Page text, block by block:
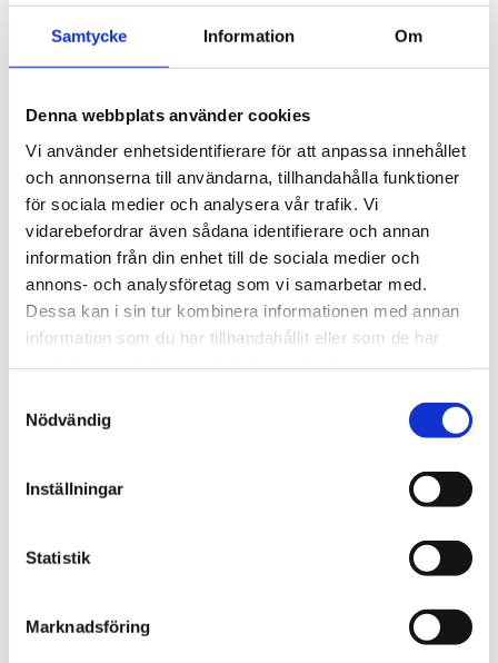
Samtycke Information Om
Denna webbplats använder cookies
Vi använder enhetsidentifierare för att anpassa innehållet
och annonserna till användarna, tillhandahålla funktioner
för sociala medier och analysera vår trafik. Vi
vidarebefordrar även sådana identifierare och annan
information från din enhet till de sociala medier och
annons- och analysföretag som vi samarbetar med.
Dessa kan i sin tur kombinera informationen med annan
information som du har tillhandahållit eller som de har
Nödvändig
Inställningar
Statistik
Marknadsföring
Rullningslager
Sortera på
Sätt fallande sortering
SF.RULLAGER 22209 K.CA
(45X85X23)
1 298,00 kr
Lägg till i kundvagn
Lägg till i jämför
SKF (25X52X18)
Lägg till i kundvagn
Lägg till i jämför
SKF (30X62X20)
Lägg till i jämför
SKF (35X72X23)
1 776,82 kr